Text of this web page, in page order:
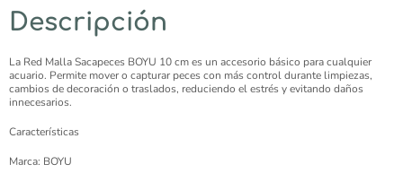
Descripción
La Red Malla Sacapeces BOYU 10 cm es un accesorio básico para cualquier
acuario. Permite mover o capturar peces con más control durante limpiezas,
cambios de decoración o traslados, reduciendo el estrés y evitando daños
innecesarios.
Características
Marca: BOYU